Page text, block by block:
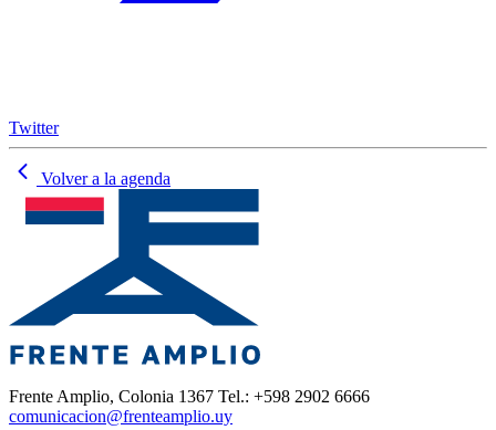
Twitter
Volver a la agenda
Frente Amplio, Colonia 1367 Tel.: +598 2902 6666
comunicacion@frenteamplio.uy